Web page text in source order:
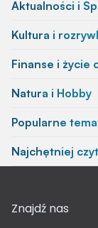
Aktualności i
Kultura i
Finanse i życie
Natura i Hobby
Popularne
Najchętniej
Znajdź nas